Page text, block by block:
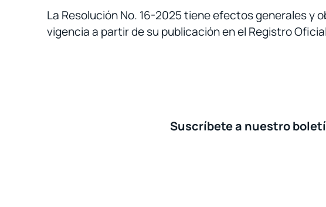
La Resolución No. 16-2025 tiene efectos generales y
vigencia a partir de su publicación en el Registro
Suscríbete a nuestro